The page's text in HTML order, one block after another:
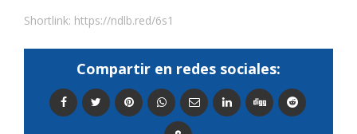
Shortlink: https://ndlb.red/6s1
Compartir en redes sociales: